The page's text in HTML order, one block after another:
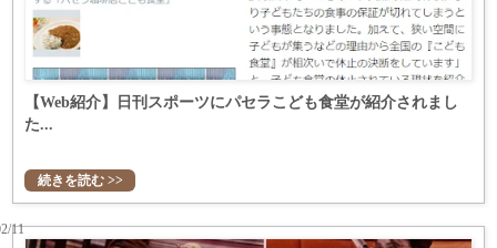
【Web紹介】日刊スポーツにパセラこども食堂が紹介されまし
た...
続きを読む >>
11